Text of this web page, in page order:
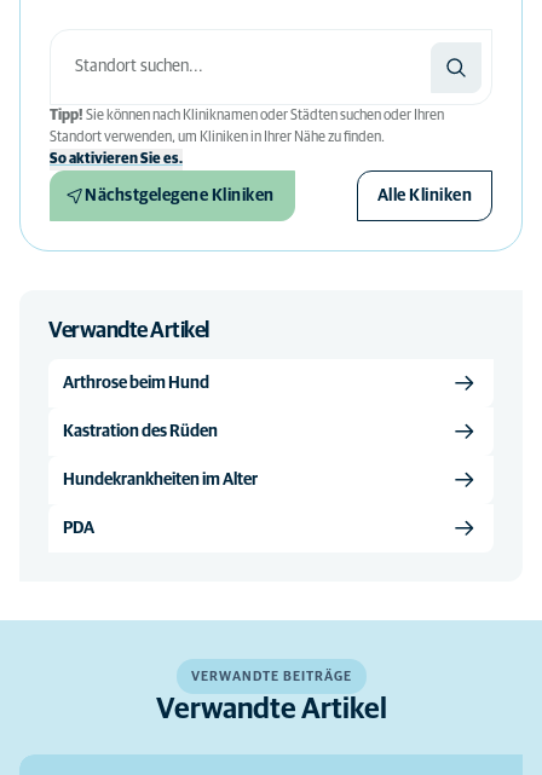
Tipp! Sie können nach Kliniknamen oder Städten suchen oder Ihren
Standort verwenden, um Kliniken in Ihrer Nähe zu finden.
So aktivieren Sie es.
Nächstgelegene Kliniken Alle Kliniken
Verwandte Artikel
Arthrose beim Hund
Kastration des Rüden
Hundekrankheiten im Alter
PDA
VERWANDTE BEITRÄGE
Verwandte Artikel